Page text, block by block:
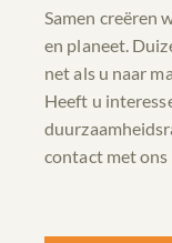
Samen creëren
en planeet.
net als u naar
Heeft u
contact met ons